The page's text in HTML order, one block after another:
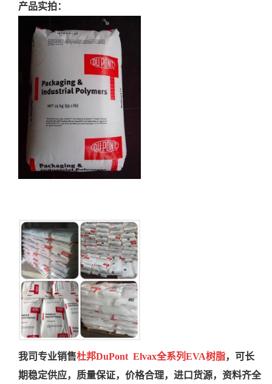
产品实拍：
我司专业销售杜邦DuPont Elvax全系列EVA树脂，可长
期稳定供应，质量保证，价格合理，进口货源，资料齐全